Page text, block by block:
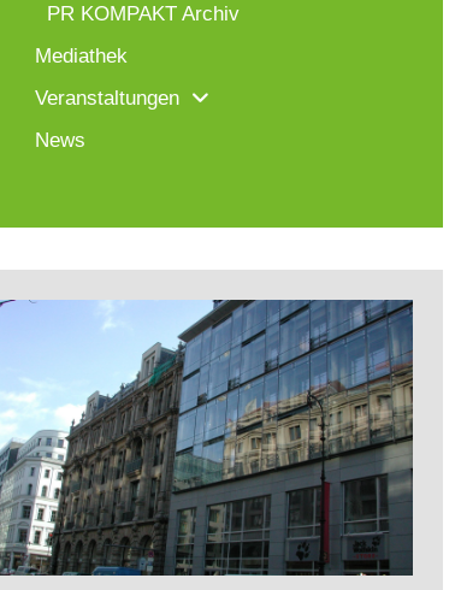
PR KOMPAKT Archiv
Mediathek
Veranstaltungen
News